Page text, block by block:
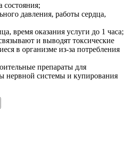
состояния;
давления, работы сердца,
время оказания услуги до 1 часа;
и выводят токсические
в организме из-за потребления
препараты для
нервной системы и купирования